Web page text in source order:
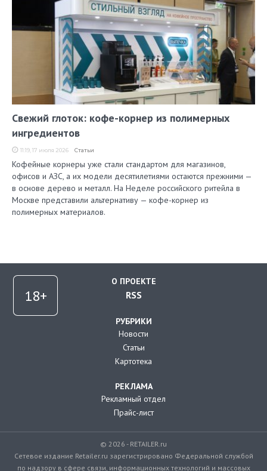
Свежий глоток: кофе-корнер из полимерных
ингредиентов
11:19, 17 июля 2026 Статьи
Кофейные корнеры уже стали стандартом для магазинов,
офисов и АЗС, а их модели десятилетиями остаются прежними —
в основе дерево и металл. На Неделе российского ритейла в
Москве представили альтернативу — кофе-корнер из
полимерных материалов.
О ПРОЕКТЕ
RSS
РУБРИКИ
Новости
Статьи
Картотека
РЕКЛАМА
Рекламный отдел
Прайс-лист
© 2026 - RETAILER.ru
Сетевое издание Retailer.ru зарегистрировано Федеральной службой
по надзору в сфере связи, информационных технологий и массовых